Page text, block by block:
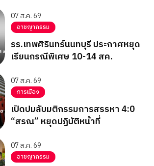
07 ส.ค. 69
อาชญากรรม
รร.เทพศิรินทร์นนทบุรี ประกาศหยุด
เรียนกรณีพิเศษ 10-14 สค.
07 ส.ค. 69
การเมือง
เปิดปมลับมติกรรมการสรรหา 4:0
“สรณ” หยุดปฏิบัติหน้าที่
07 ส.ค. 69
อาชญากรรม